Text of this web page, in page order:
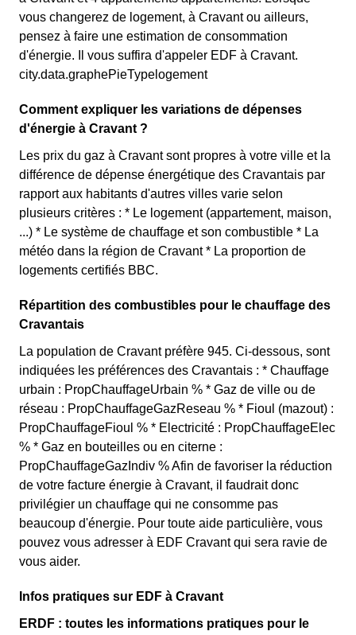
vous changerez de logement, à Cravant ou ailleurs,
pensez à faire une estimation de consommation
d'énergie. Il vous suffira d'appeler EDF à Cravant.
city.data.graphePieTypelogement
Comment expliquer les variations de dépenses
d'énergie à Cravant ?
Les prix du gaz à Cravant sont propres à votre ville et la
différence de dépense énergétique des Cravantais par
rapport aux habitants d'autres villes varie selon
plusieurs critères : * Le logement (appartement, maison,
...) * Le système de chauffage et son combustible * La
météo dans la région de Cravant * La proportion de
logements certifiés BBC.
Répartition des combustibles pour le chauffage des
Cravantais
La population de Cravant préfère 945. Ci-dessous, sont
indiquées les préférences des Cravantais : * Chauffage
urbain : PropChauffageUrbain % * Gaz de ville ou de
réseau : PropChauffageGazReseau % * Fioul (mazout) :
PropChauffageFioul % * Electricité : PropChauffageElec
% * Gaz en bouteilles ou en citerne :
PropChauffageGazIndiv % Afin de favoriser la réduction
de votre facture énergie à Cravant, il faudrait donc
privilégier un chauffage qui ne consomme pas
beaucoup d'énergie. Pour toute aide particulière, vous
pouvez vous adresser à EDF Cravant qui sera ravie de
vous aider.
Infos pratiques sur EDF à Cravant
ERDF : toutes les informations pratiques pour le